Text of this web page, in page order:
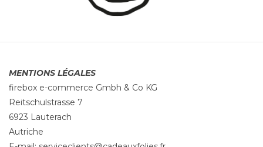
MENTIONS LÉGALES
firebox e-commerce Gmbh & Co KG
Reitschulstrasse 7
6923 Lauterach
Autriche